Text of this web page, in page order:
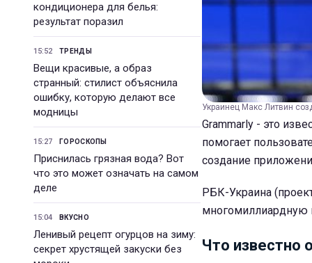
кондиционера для белья:
результат поразил
15:52 ТРЕНДЫ
Вещи красивые, а образ
странный: стилист объяснила
ошибку, которую делают все
модницы
15:27 ГОРОСКОПЫ
Приснилась грязная вода? Вот
что это может означать на самом
деле
15:04 ВКУСНО
Ленивый рецепт огурцов на зиму:
секрет хрустящей закуски без
Украинец Макс Литвин
Grammarly - это
помогает
создание
РБК-Украина
Что известно